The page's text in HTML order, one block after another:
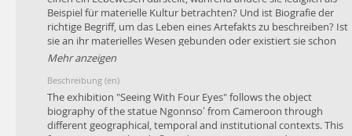
Beispiel für materielle Kultur betrachten? Und ist Biografie der
richtige Begriff, um das Leben eines Artefakts zu beschreiben? Ist
sie an ihr materielles Wesen gebunden oder existiert sie schon
lange bevor sie aus Holz geschnitzt wurde und lange nachdem sie
von Termiten gefressen wurde oder in einem brennenden
Museum verloren ging? In dem Bestreben, mehr über Ngonnso'
zu erfahren, beschloss ich, sie bei ihrem Namen zu nennen und
damit nicht vorzuschreiben, was sie ist. Ich habe versucht, die
Fragmente einer Geschichte zu sammeln, die sich nicht zu einem
Mehr anzeigen
Beschreibung (en)
The exhibition "Seeing With Four Eyes" follows the object
biography of the statue Ngonnso’ from Cameroon through
different geographical, temporal and institutional contexts. This